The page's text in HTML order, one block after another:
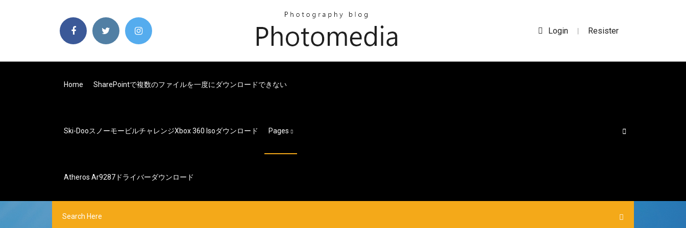
Login | Resister
Home SharePointで複数のファイルを一度にダウンロードできない
Ski-Dooスノーモービルチャレンジxbox 360 Isoダウンロード Pages
Atheros Ar9287ドライバーダウンロード